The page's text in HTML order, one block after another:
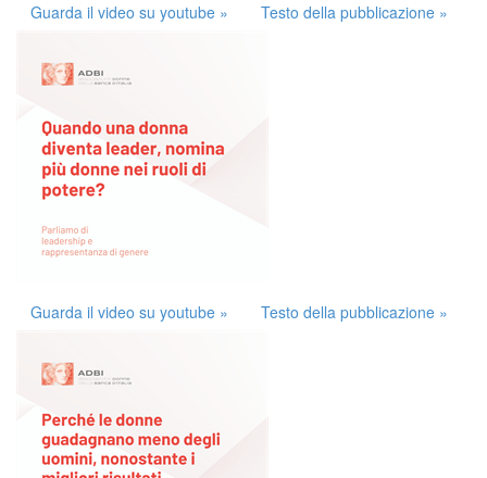
Guarda il video su youtube » Testo della pubblicazione »
Guarda il video su youtube » Testo della pubblicazione »